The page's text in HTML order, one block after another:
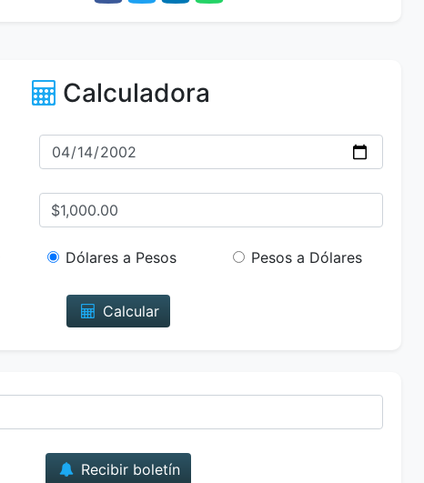
Calculadora
Dólares a Pesos Pesos a Dólares
Calcular
Recibir boletín